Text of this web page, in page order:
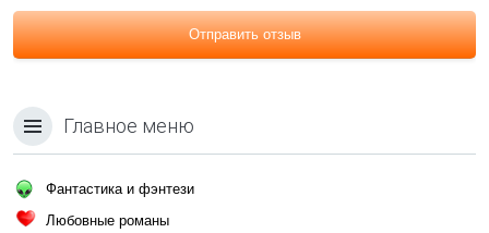
Отправить отзыв
Главное меню
Фантастика и фэнтези
Любовные романы